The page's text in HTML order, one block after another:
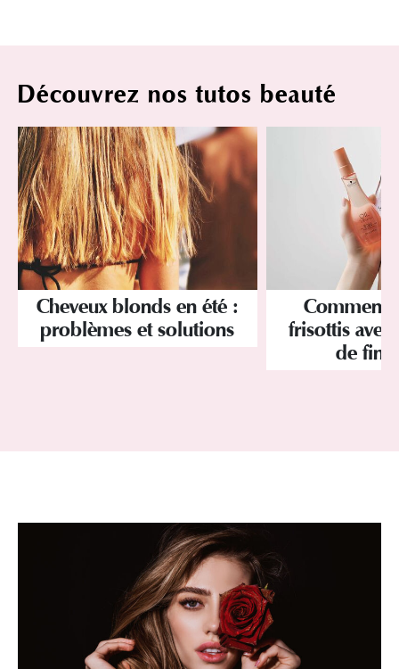
Découvrez nos tutos beauté
Cheveux blonds en été :
problèmes et solutions
Comment
frisottis avec
de